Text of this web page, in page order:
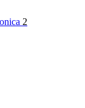
2